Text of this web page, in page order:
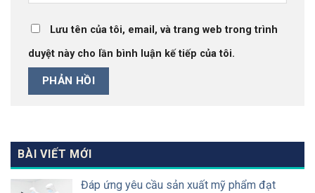
Lưu tên của tôi, email, và trang web trong trình
duyệt này cho lần bình luận kế tiếp của tôi.
BÀI VIẾT MỚI
Đáp ứng yêu cầu sản xuất mỹ phẩm đạt